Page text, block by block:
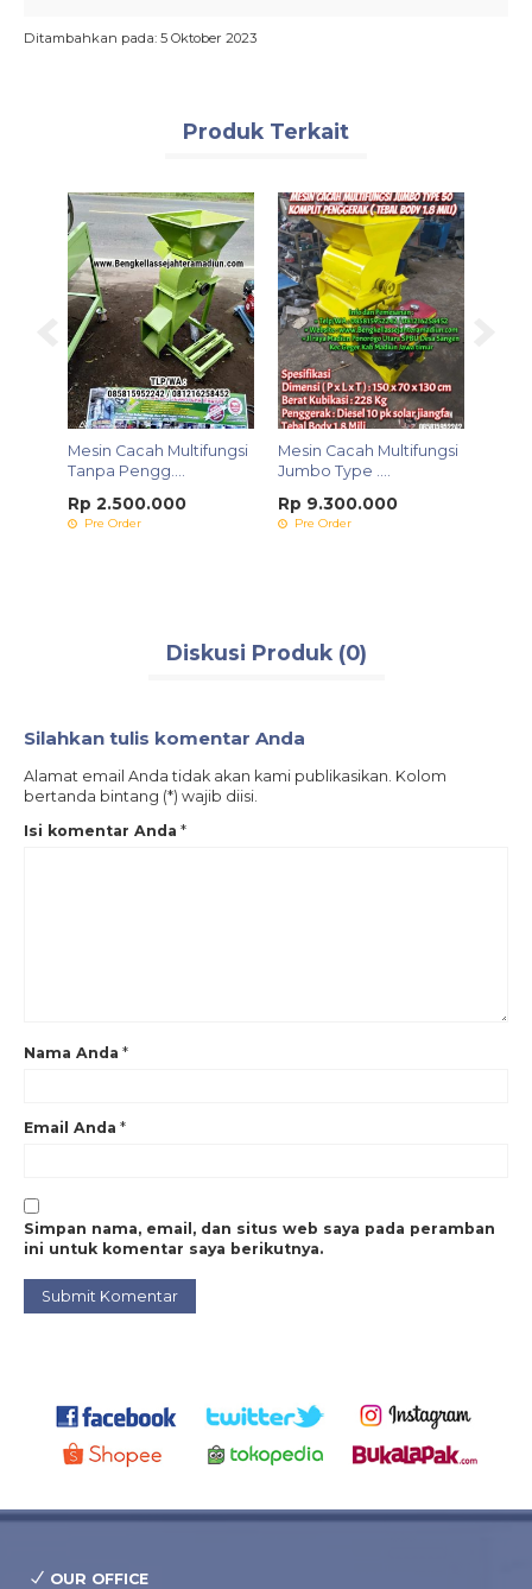
Ditambahkan pada: 5 Oktober 2023
Produk Terkait
Mesin Cacah Multifungsi
Tanpa Pengg....
Rp 2.500.000
Pre Order
Mesin Cacah Multifungsi
Jumbo Type ....
Rp 9.300.000
Pre Order
Diskusi Produk (0)
Silahkan tulis komentar Anda
Alamat email Anda tidak akan kami publikasikan. Kolom
bertanda bintang (*) wajib diisi.
Isi komentar Anda *
Nama Anda *
Email Anda *
Simpan nama, email, dan situs web saya pada peramban
ini untuk komentar saya berikutnya.
OUR OFFICE